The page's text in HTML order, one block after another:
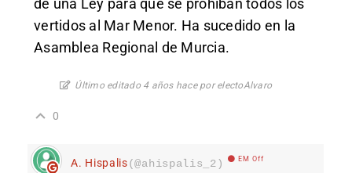
de una Ley para que se prohiban todos los
vertidos al Mar Menor. Ha sucedido en la
Asamblea Regional de Murcia.
Último editado 4 años hace por electoAlvaro
0
A. Hispalis(@ahispalis_2) EM Off